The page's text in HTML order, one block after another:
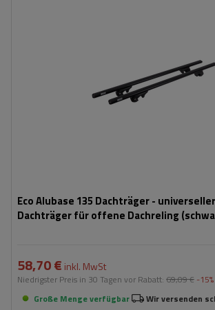
Eco Alubase 135 Dachträger -
Dachträger für offene Dachreling
58,70 € inkl. MwSt
Niedrigster Preis in 30 Tagen vor Rabatt: 69,09 € -15%
Große Menge verfügbar
Wir versenden